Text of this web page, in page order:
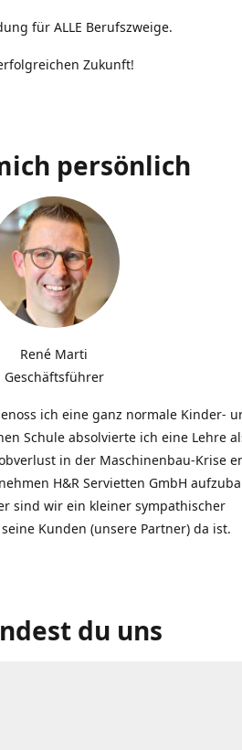
für ALLE Berufszweige.
Zukunft!
persönlich
René Marti
Geschäftsführer
ich eine ganz normale Kinder-
Schule absolvierte ich eine Lehre
in der Maschinenbau-Krise
H&R Servietten GmbH
sind wir ein kleiner sympathischer
Kunden (unsere Partner) da ist.
du uns